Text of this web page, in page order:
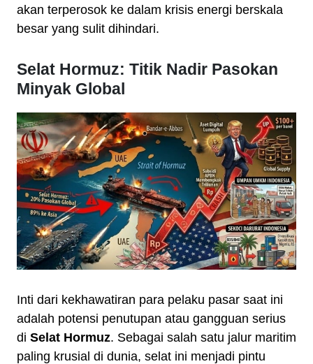
akan terperosok ke dalam krisis energi berskala
besar yang sulit dihindari.
Selat Hormuz: Titik Nadir Pasokan
Minyak Global
Inti dari kekhawatiran para pelaku pasar saat ini
adalah potensi penutupan atau gangguan serius
di Selat Hormuz. Sebagai salah satu jalur maritim
paling krusial di dunia, selat ini menjadi pintu